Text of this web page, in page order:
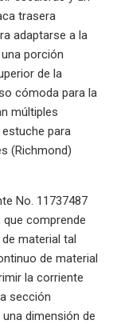
trasera
adaptarse a la
porción
de la
cómoda para la
múltiples
para
(Richmond)
No. 11737487
comprende
material tal
de material
la corriente
sección
dimensión de